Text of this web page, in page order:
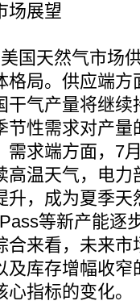
展望
天然气市场供
格局。供应端
干气产量将继
节性需求对产
需求端方面，7
高温天气，电
升，成为夏季
等新产能逐
合来看，未来
及库存增幅收
指标的变化。